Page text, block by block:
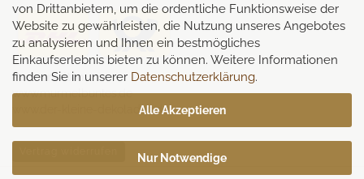
von Drittanbietern, um die ordentliche Funktionsweise der
Website zu gewährleisten, die Nutzung unseres Angebotes
zu analysieren und Ihnen ein bestmögliches
Einkaufserlebnis bieten zu können. Weitere Informationen
finden Sie in unserer Datenschutzerklärung.
Alle Akzeptieren
Nur Notwendige
Partnerseiten:
www.murmelbuntes.de
www.der-kleine-dekoladen.de